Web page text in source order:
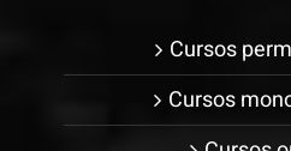
Cursos
Cursos